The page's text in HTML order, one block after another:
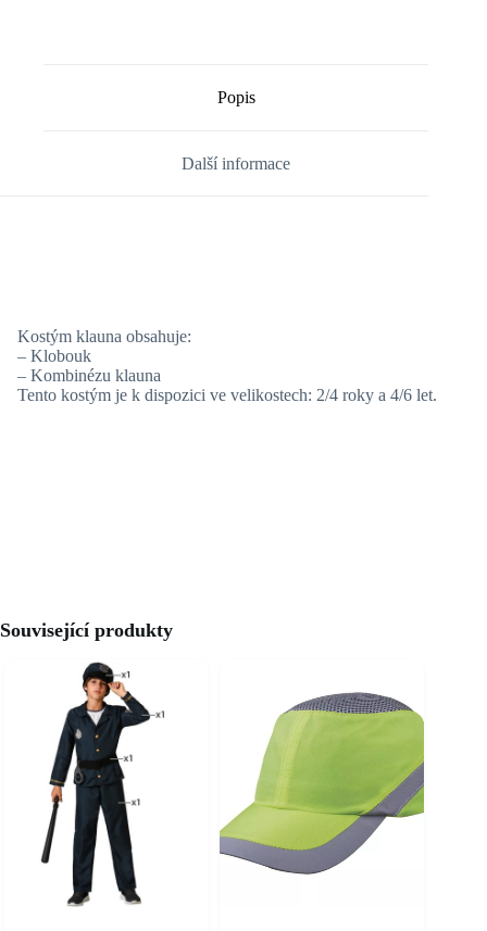
Popis
Další informace
Kostým klauna obsahuje:
– Klobouk
– Kombinézu klauna
Tento kostým je k dispozici ve velikostech: 2/4 roky a 4/6 let.
Související produkty